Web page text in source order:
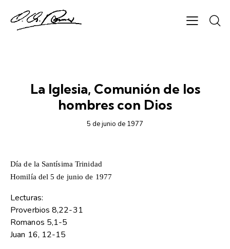
La Iglesia, Comunión de los
hombres con Dios
5 de junio de 1977
Día de la Santísima Trinidad
Homilía del 5 de junio de 1977
Lecturas:
Proverbios 8,22-31
Romanos 5,1-5
Juan 16, 12-15